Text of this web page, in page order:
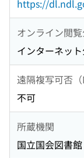
https://
オンライン閲
インターネッ
遠隔複写可否（
不可
所蔵機関
国立国会図書館